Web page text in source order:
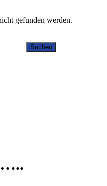
gefunden werden.